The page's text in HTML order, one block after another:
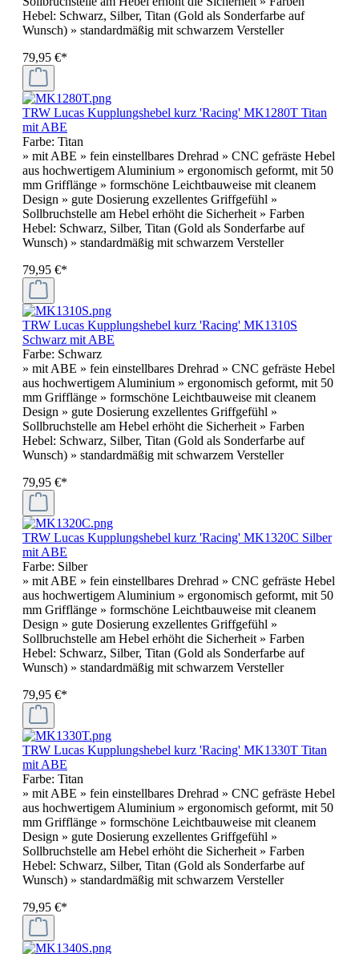
Hebel: Schwarz, Silber, Titan (Gold als Sonderfarbe auf
Wunsch) » standardmäßig mit schwarzem Versteller
79,95 €*
TRW Lucas Kupplungshebel kurz 'Racing' MK1280T Titan
mit ABE
Farbe: Titan
» mit ABE » fein einstellbares Drehrad » CNC gefräste Hebel
aus hochwertigem Aluminium » ergonomisch geformt, mit 50
mm Grifflänge » formschöne Leichtbauweise mit cleanem
Design » gute Dosierung exzellentes Griffgefühl »
Sollbruchstelle am Hebel erhöht die Sicherheit » Farben
Hebel: Schwarz, Silber, Titan (Gold als Sonderfarbe auf
Wunsch) » standardmäßig mit schwarzem Versteller
79,95 €*
TRW Lucas Kupplungshebel kurz 'Racing' MK1310S
Schwarz mit ABE
Farbe: Schwarz
» mit ABE » fein einstellbares Drehrad » CNC gefräste Hebel
aus hochwertigem Aluminium » ergonomisch geformt, mit 50
mm Grifflänge » formschöne Leichtbauweise mit cleanem
Design » gute Dosierung exzellentes Griffgefühl »
Sollbruchstelle am Hebel erhöht die Sicherheit » Farben
Hebel: Schwarz, Silber, Titan (Gold als Sonderfarbe auf
Wunsch) » standardmäßig mit schwarzem Versteller
79,95 €*
TRW Lucas Kupplungshebel kurz 'Racing' MK1320C Silber
mit ABE
Farbe: Silber
» mit ABE » fein einstellbares Drehrad » CNC gefräste Hebel
aus hochwertigem Aluminium » ergonomisch geformt, mit 50
mm Grifflänge » formschöne Leichtbauweise mit cleanem
Design » gute Dosierung exzellentes Griffgefühl »
Sollbruchstelle am Hebel erhöht die Sicherheit » Farben
Hebel: Schwarz, Silber, Titan (Gold als Sonderfarbe auf
Wunsch) » standardmäßig mit schwarzem Versteller
79,95 €*
TRW Lucas Kupplungshebel kurz 'Racing' MK1330T Titan
mit ABE
Farbe: Titan
» mit ABE » fein einstellbares Drehrad » CNC gefräste Hebel
aus hochwertigem Aluminium » ergonomisch geformt, mit 50
mm Grifflänge » formschöne Leichtbauweise mit cleanem
Design » gute Dosierung exzellentes Griffgefühl »
Sollbruchstelle am Hebel erhöht die Sicherheit » Farben
Hebel: Schwarz, Silber, Titan (Gold als Sonderfarbe auf
Wunsch) » standardmäßig mit schwarzem Versteller
79,95 €*